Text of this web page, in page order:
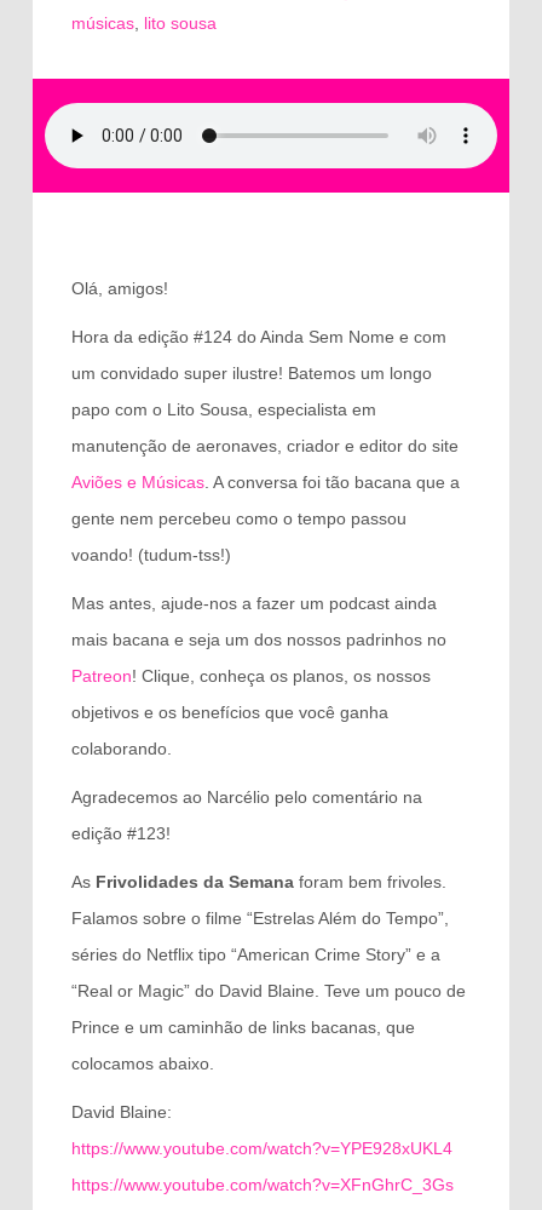
músicas, lito sousa
Olá, amigos!
Hora da edição #124 do Ainda Sem Nome e com
um convidado super ilustre! Batemos um longo
papo com o Lito Sousa, especialista em
manutenção de aeronaves, criador e editor do site
Aviões e Músicas. A conversa foi tão bacana que a
gente nem percebeu como o tempo passou
voando! (tudum-tss!)
Mas antes, ajude-nos a fazer um podcast ainda
mais bacana e seja um dos nossos padrinhos no
Patreon! Clique, conheça os planos, os nossos
objetivos e os benefícios que você ganha
colaborando.
Agradecemos ao Narcélio pelo comentário na
edição #123!
As Frivolidades da Semanaforam bem frivoles.
Falamos sobre o filme “Estrelas Além do Tempo”,
séries do Netflix tipo “American Crime Story” e a
“Real or Magic” do David Blaine. Teve um pouco de
Prince e um caminhão de links bacanas, que
colocamos abaixo.
David Blaine:
https://www.youtube.com/watch?v=YPE928xUKL4
https://www.youtube.com/watch?v=XFnGhrC_3Gs